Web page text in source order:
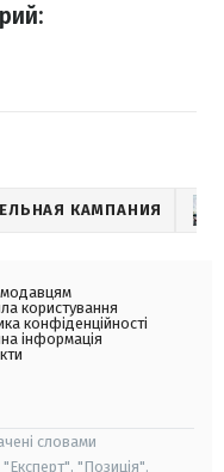
КАМПАНИЯ
користування
конфіденційності
інформація
словами
"Позиція".